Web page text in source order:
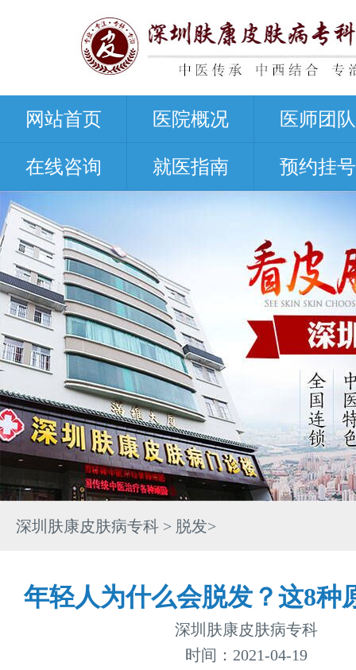
网站首页 医院概况 医师团队
在线咨询 就医指南 预约挂号
深圳肤康皮肤病专科 > 脱发>
年轻人为什么会脱发？这8种
深圳肤康皮肤病专科
时间：2021-04-19